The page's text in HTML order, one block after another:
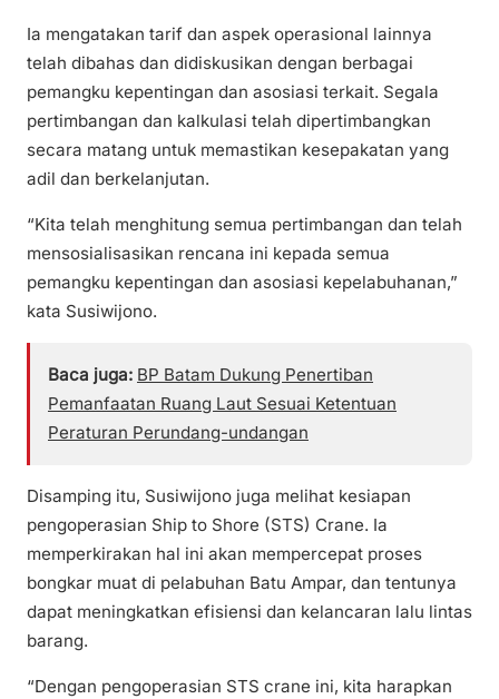
Ia mengatakan tarif dan aspek operasional lainnya
telah dibahas dan didiskusikan dengan berbagai
pemangku kepentingan dan asosiasi terkait. Segala
pertimbangan dan kalkulasi telah dipertimbangkan
secara matang untuk memastikan kesepakatan yang
adil dan berkelanjutan.
“Kita telah menghitung semua pertimbangan dan telah
mensosialisasikan rencana ini kepada semua
pemangku kepentingan dan asosiasi kepelabuhanan,”
kata Susiwijono.
Baca juga: BP Batam Dukung Penertiban
Pemanfaatan Ruang Laut Sesuai Ketentuan
Peraturan Perundang-undangan
Disamping itu, Susiwijono juga melihat kesiapan
pengoperasian Ship to Shore (STS) Crane. Ia
memperkirakan hal ini akan mempercepat proses
bongkar muat di pelabuhan Batu Ampar, dan tentunya
dapat meningkatkan efisiensi dan kelancaran lalu lintas
barang.
“Dengan pengoperasian STS crane ini, kita harapkan